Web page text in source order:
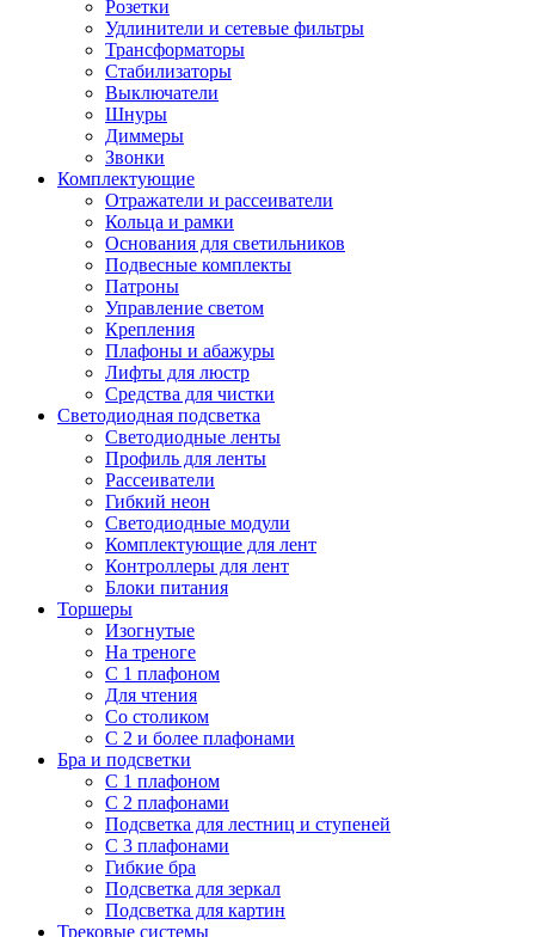
Розетки
Удлинители и сетевые фильтры
Трансформаторы
Стабилизаторы
Выключатели
Шнуры
Диммеры
Звонки
Комплектующие
Отражатели и рассеиватели
Кольца и рамки
Основания для светильников
Подвесные комплекты
Патроны
Управление светом
Крепления
Плафоны и абажуры
Лифты для люстр
Средства для чистки
Светодиодная подсветка
Светодиодные ленты
Профиль для ленты
Рассеиватели
Гибкий неон
Светодиодные модули
Комплектующие для лент
Контроллеры для лент
Блоки питания
Торшеры
Изогнутые
На треноге
С 1 плафоном
Для чтения
Со столиком
С 2 и более плафонами
Бра и подсветки
С 1 плафоном
С 2 плафонами
Подсветка для лестниц и ступеней
С 3 плафонами
Гибкие бра
Подсветка для зеркал
Подсветка для картин
Трековые системы